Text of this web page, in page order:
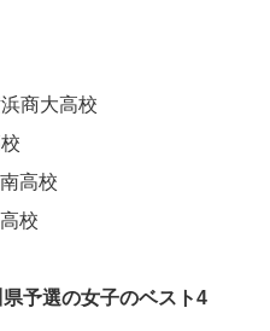
商大高校
高校
校
予選の女子のベスト4